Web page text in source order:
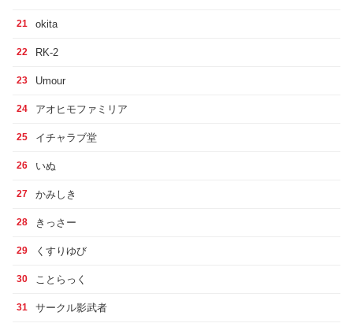
21 okita
22 RK-2
23 Umour
24 アオヒモファミリア
25 イチャラブ堂
26 いぬ
27 かみしき
28 きっさー
29 くすりゆび
30 ことらっく
31 サークル影武者